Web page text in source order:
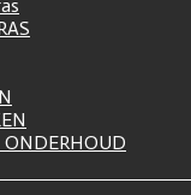
ONDERHOUD